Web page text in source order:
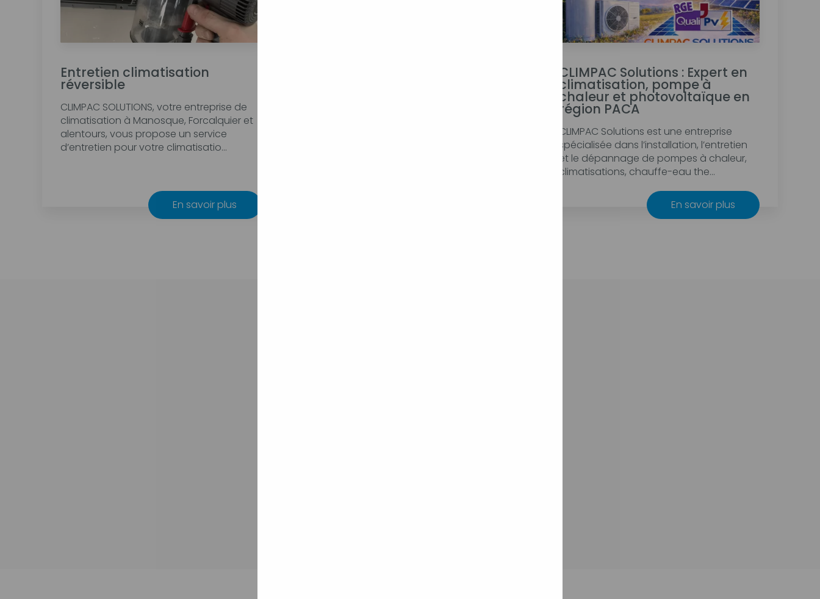
Entretien climatisation
réversible
CLIMPAC SOLUTIONS, votre entreprise de
climatisation à Manosque, Forcalquier et
alentours, vous propose un service
d’entretien pour votre climatisatio...
En savoir plus
CLIMPAC Solutions : Expert en
climatisation, pompe à
chaleur et photovoltaïque en
région PACA
CLIMPAC Solutions est une entreprise
spécialisée dans l’installation, l’entretien
et le dépannage de pompes à chaleur,
climatisations, chauffe-eau the...
En savoir plus